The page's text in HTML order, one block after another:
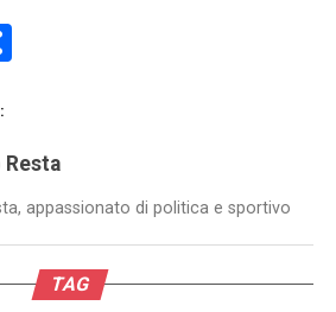
Condividi
appassionato di politica e sportivo
TAG